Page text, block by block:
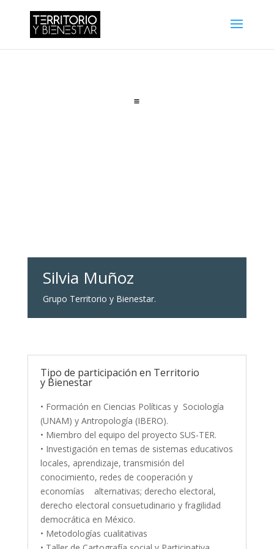
Silvia Muñoz
Grupo Territorio y Bienestar.
Tipo de participación en Territorio
y Bienestar
• Formación en Ciencias Políticas y Sociología
(UNAM) y Antropología (IBERO).
• Miembro del equipo del proyecto SUS-TER.
• Investigación en temas de sistemas educativos
locales, aprendizaje, transmisión del
conocimiento, redes de cooperación y
economías alternativas; derecho electoral,
derecho electoral consuetudinario y fragilidad
democrática en México.
• Metodologías cualitativas